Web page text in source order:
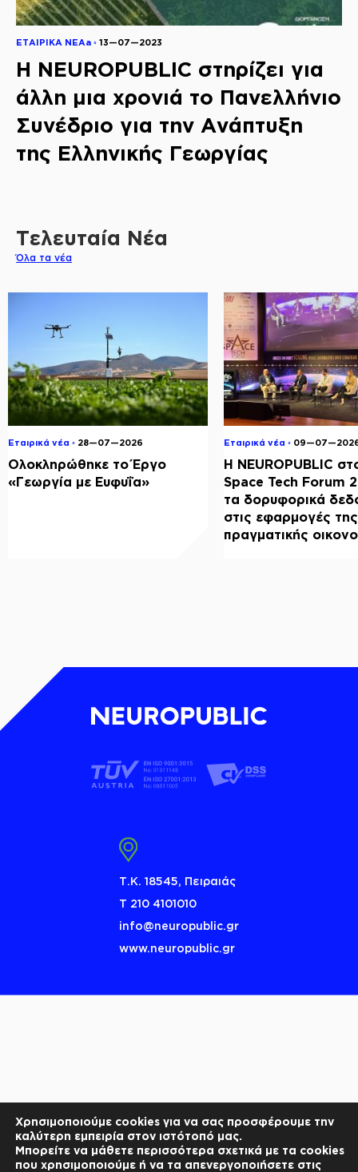
ΕΤΑΙΡΙΚΑ ΝΕΑa ◦ 13—07—2023
Η ΝΕUROPUBLIC στηρίζει για
άλλη μια χρονιά το Πανελλήνιο
Συνέδριο για την Ανάπτυξη
της Ελληνικής Γεωργίας
Τελευταία Νέα
Όλα τα νέα
Εταιρικά νέα ◦ 28—07—2026
Ολοκληρώθηκε το Έργο
«Γεωργία με Ευφυΐα»
Εταιρικά νέα ◦
Η NEUROPUBLIC
Space Tech Forum
τα δορυφορικά
στις εφαρμογές της
πραγματικής
Τ.Κ. 18545, Πειραιάς
Τ 210 4101010
info@neuropublic.gr
www.neuropublic.gr
Χρησιμοποιούμε cookies για να σας προσφέρουμε την
καλύτερη εμπειρία στον ιστότοπό μας.
Μπορείτε να μάθετε περισσότερα σχετικά με τα cookies
που χρησιμοποιούμε ή να τα απενεργοποιήσετε στις